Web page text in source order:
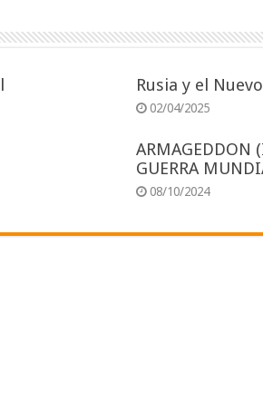
Rusia y el
02/04/2025
ARMAGEDDON
GUERRA
08/10/2024